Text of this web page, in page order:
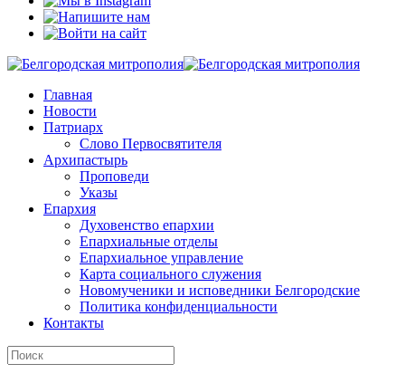
Главная
Новости
Патриарх
Слово Первосвятителя
Архипастырь
Проповеди
Указы
Епархия
Духовенство епархии
Епархиальные отделы
Епархиальное управление
Карта социального служения
Новомученики и исповедники Белгородские
Политика конфиденциальности
Контакты